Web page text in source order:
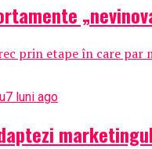
prin etape în care par
7 luni ago